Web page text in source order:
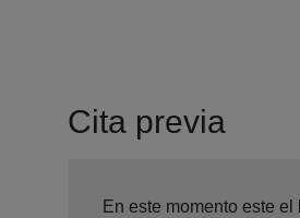
Cita previa
En este momento este el